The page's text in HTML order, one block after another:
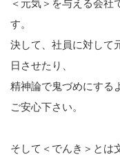
す。
決して、社員に対して
日させたり、
精神論で鬼づめにする
ご安心下さい。
そして＜でんき＞とは